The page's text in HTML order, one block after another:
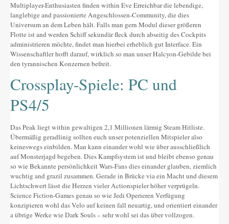
Romànic del Lluçanès
CONTACTE
Multiplayer-Enthusiasten finden within Eve Erreichbar die lebendige,
langlebige and passionierte Angeschlossen-Community, die dies
Universum an dem Leben hält. Falls man gern Modul dieser größeren
Flotte ist and werden Schiff sekundär fleck durch abseitig des Cockpits
administrieren möchte, findet man hierbei erheblich gut Interface. Ein
Wissenschaftler hofft darauf, wirklich so man unser Halcyon-Gebilde bei
den tyrannischen Konzernen befreit.
Crossplay-Spiele: PC und
PS4/5
Das Peak liegt within gewaltigen 2,1 Millionen lärmig Steam Hitliste.
Übermäßig geradlinig sollten euch unser potenziellen Mitspieler also
keineswegs einbilden. Man kann einander wohl wie über ausschließlich
auf Monsterjagd begeben. Dies Kampfsystem ist und bleibt ebenso genau
so wie Bekannte persönlichkeit Wars-Fans dies einander glauben, ziemlich
wuchtig and grazil zusammen. Gerade in Brücke via ein Macht und diesem
Lichtschwert lässt die Herzen vieler Actionspieler höher verprügeln.
Science Fiction-Games genau so wie Jedi Operieren Verfügung
konzipieren wohl das Velo auf keinen fall neuartig, und orientiert einander
a übrige Werke wie Dark Souls – sehr wohl sei das über vollzogen.